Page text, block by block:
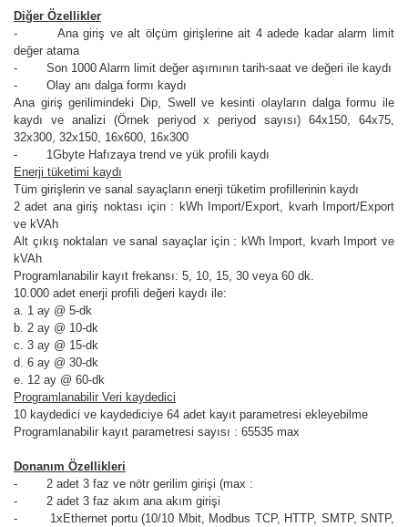
Diğer Özellikler
- Ana giriş ve alt ölçüm girişlerine ait 4 adede kadar alarm limit
değer atama
- Son 1000 Alarm limit değer aşımının tarih-saat ve değeri ile kaydı
- Olay anı dalga formı kaydı
Ana giriş gerilimindeki Dip, Swell ve kesinti olayların dalga formu ile
kaydı ve analizi (Örnek periyod x periyod sayısı) 64x150, 64x75,
32x300, 32x150, 16x600, 16x300
- 1Gbyte Hafızaya trend ve yük profili kaydı
Enerji tüketimi kaydı
Tüm girişlerin ve sanal sayaçların enerji tüketim profillerinin kaydı
2 adet ana giriş noktası için : kWh Import/Export, kvarh Import/Export
ve kVAh
Alt çıkış noktaları ve sanal sayaçlar için : kWh Import, kvarh Import ve
kVAh
Programlanabilir kayıt frekansı: 5, 10, 15, 30 veya 60 dk.
10.000 adet enerji profili değeri kaydı ile:
a. 1 ay @ 5-dk
b. 2 ay @ 10-dk
c. 3 ay @ 15-dk
d. 6 ay @ 30-dk
e. 12 ay @ 60-dk
Programlanabilir Veri kaydedici
10 kaydedici ve kaydediciye 64 adet kayıt parametresi ekleyebilme
Programlanabilir kayıt parametresi sayısı : 65535 max
Donanım Özellikleri
- 2 adet 3 faz ve nötr gerilim girişi (max :
- 2 adet 3 faz akım ana akım girişi
- 1xEthernet portu (10/10 Mbit, Modbus TCP, HTTP, SMTP, SNTP,